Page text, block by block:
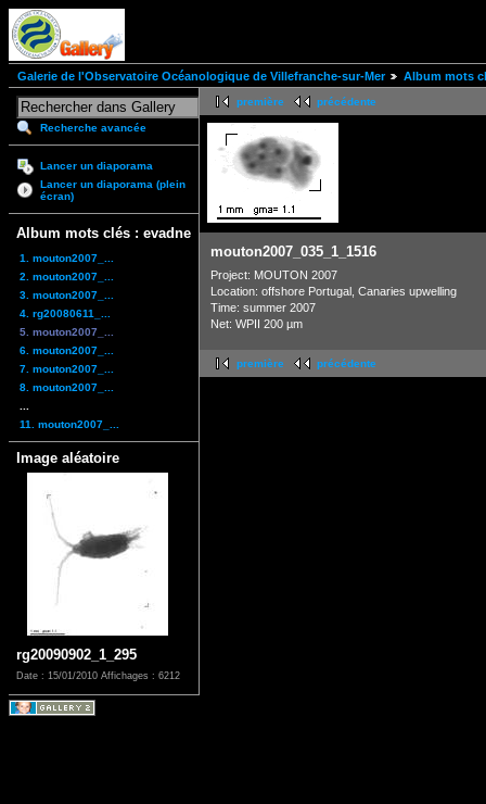
Galerie de l'Observatoire Océanologique de Villefranche-sur-Mer Album mots
Recherche avancée
Lancer un diaporama
Lancer un diaporama (plein
écran)
Album mots clés : evadne
1. mouton2007_...
2. mouton2007_...
3. mouton2007_...
4. rg20080611_...
5. mouton2007_...
6. mouton2007_...
7. mouton2007_...
8. mouton2007_...
11. mouton2007_...
Image aléatoire
rg20090902_1_295
Date : 15/01/2010 Affichages : 6212
première précédente
mouton2007_035_1_1516
Project: MOUTON 2007
Location: offshore Portugal, Canaries upwelling
Time: summer 2007
Net: WPII 200 µm
première précédente